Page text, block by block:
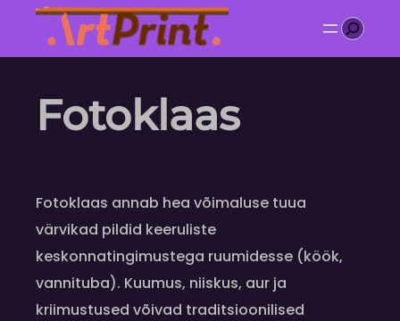
Otsi
Fotoklaas
Fotoklaas annab hea võimaluse tuua
värvikad pildid keeruliste
keskonnatingimustega ruumidesse (köök,
vannituba). Kuumus, niiskus, aur ja
kriimustused võivad traditsioonilised